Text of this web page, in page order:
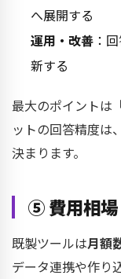
へ展開する
運用・改善 ：
新する
最大のポイントは
ットの回答精度は
決まります。
⑤ 費用相
既製ツールは月額
データ連携や作り